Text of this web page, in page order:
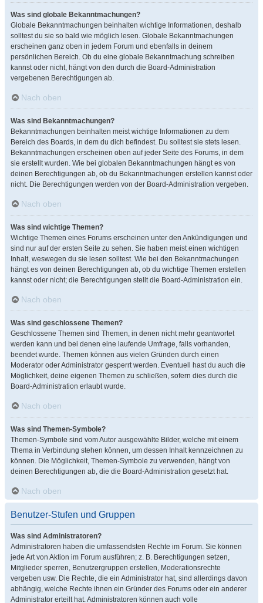
Was sind globale Bekanntmachungen?
Globale Bekanntmachungen beinhalten wichtige Informationen, deshalb
solltest du sie so bald wie möglich lesen. Globale Bekanntmachungen
erscheinen ganz oben in jedem Forum und ebenfalls in deinem
persönlichen Bereich. Ob du eine globale Bekanntmachung schreiben
kannst oder nicht, hängt von den durch die Board-Administration
vergebenen Berechtigungen ab.
Nach oben
Was sind Bekanntmachungen?
Bekanntmachungen beinhalten meist wichtige Informationen zu dem
Bereich des Boards, in dem du dich befindest. Du solltest sie stets lesen.
Bekanntmachungen erscheinen oben auf jeder Seite des Forums, in dem
sie erstellt wurden. Wie bei globalen Bekanntmachungen hängt es von
deinen Berechtigungen ab, ob du Bekanntmachungen erstellen kannst oder
nicht. Die Berechtigungen werden von der Board-Administration vergeben.
Nach oben
Was sind wichtige Themen?
Wichtige Themen eines Forums erscheinen unter den Ankündigungen und
sind nur auf der ersten Seite zu sehen. Sie haben meist einen wichtigen
Inhalt, weswegen du sie lesen solltest. Wie bei den Bekanntmachungen
hängt es von deinen Berechtigungen ab, ob du wichtige Themen erstellen
kannst oder nicht; die Berechtigungen stellt die Board-Administration ein.
Nach oben
Was sind geschlossene Themen?
Geschlossene Themen sind Themen, in denen nicht mehr geantwortet
werden kann und bei denen eine laufende Umfrage, falls vorhanden,
beendet wurde. Themen können aus vielen Gründen durch einen
Moderator oder Administrator gesperrt werden. Eventuell hast du auch die
Möglichkeit, deine eigenen Themen zu schließen, sofern dies durch die
Board-Administration erlaubt wurde.
Nach oben
Was sind Themen-Symbole?
Themen-Symbole sind vom Autor ausgewählte Bilder, welche mit einem
Thema in Verbindung stehen können, um dessen Inhalt kennzeichnen zu
können. Die Möglichkeit, Themen-Symbole zu verwenden, hängt von
deinen Berechtigungen ab, die die Board-Administration gesetzt hat.
Nach oben
Benutzer-Stufen und Gruppen
Was sind Administratoren?
Administratoren haben die umfassendsten Rechte im Forum. Sie können
jede Art von Aktion im Forum ausführen; z. B. Berechtigungen setzen,
Mitglieder sperren, Benutzergruppen erstellen, Moderationsrechte
vergeben usw. Die Rechte, die ein Administrator hat, sind allerdings davon
abhängig, welche Rechte ihnen ein Gründer des Forums oder ein anderer
Administrator erteilt hat. Administratoren können auch volle